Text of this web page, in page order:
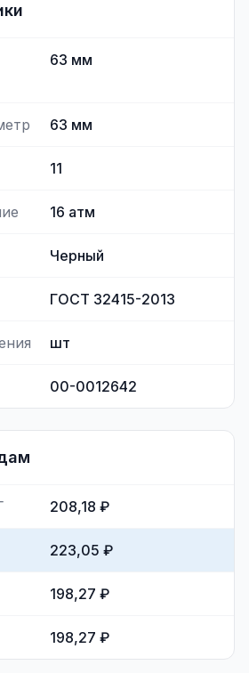
63 мм
63 мм
11
16 атм
Черный
ГОСТ 32415-2013
шт
00-0012642
208,18 ₽
223,05 ₽
198,27 ₽
198,27 ₽